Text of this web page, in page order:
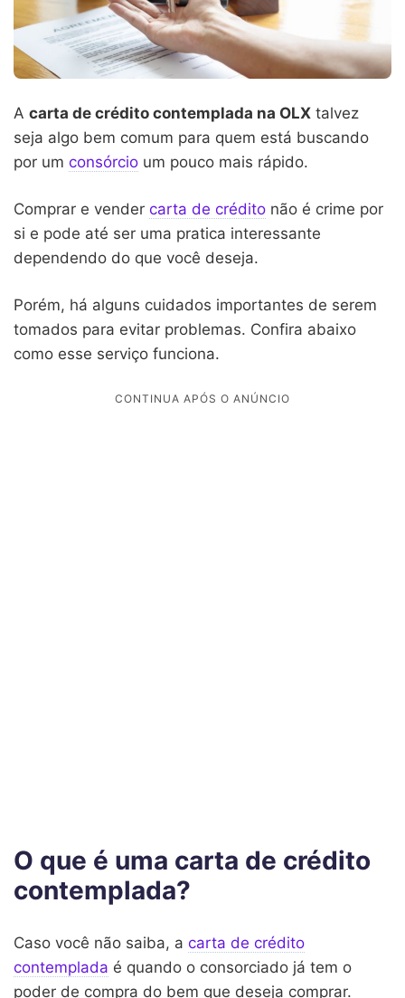
A carta de crédito contemplada na OLX talvez
seja algo bem comum para quem está buscando
por um consórcio um pouco mais rápido.
Comprar e vender carta de crédito não é crime por
si e pode até ser uma pratica interessante
dependendo do que você deseja.
Porém, há alguns cuidados importantes de serem
tomados para evitar problemas. Confira abaixo
como esse serviço funciona.
O que é uma carta de crédito
contemplada?
Caso você não saiba, a carta de crédito
contemplada é quando o consorciado já tem o
poder de compra do bem que deseja comprar.